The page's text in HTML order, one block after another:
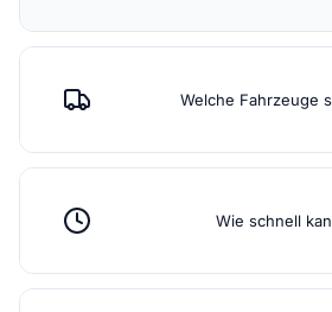
Welche Fahrzeuge
Wie schnell